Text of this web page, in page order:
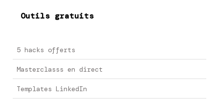
Outils gratuits
5 hacks offerts
Masterclasss en direct
Templates LinkedIn